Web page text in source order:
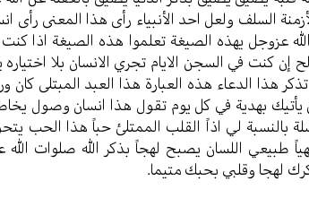
السلف ولعل احد الأنبياء رأى هذا المعنى رأى
عزوجل يهذه الصيغة تعلموا هذه الصيغة اذا
كنت في السجن الايام تجري الانسان بلا
هذا الدعاء هذه العبارة هذا العبد المبتلى كان
يأتيك بهدية في كل يوم تقول هذا انسان وصول
بالنسبة لي اذاً القلب الممتلئ حباً هذا الحب
طبيعي اللسان يصبح لهجاً بذكر الله صلوات الله
لهجا وقلبي بحبك متيما.